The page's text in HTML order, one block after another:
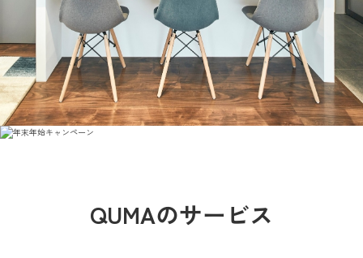
QUMAのサービス